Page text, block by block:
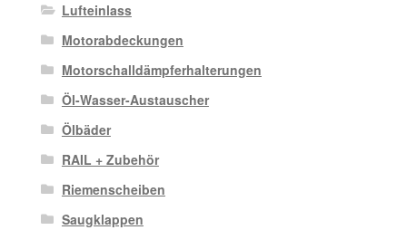
Lufteinlass
Motorabdeckungen
Motorschalldämpferhalterungen
Öl-Wasser-Austauscher
Ölbäder
RAIL + Zubehör
Riemenscheiben
Saugklappen